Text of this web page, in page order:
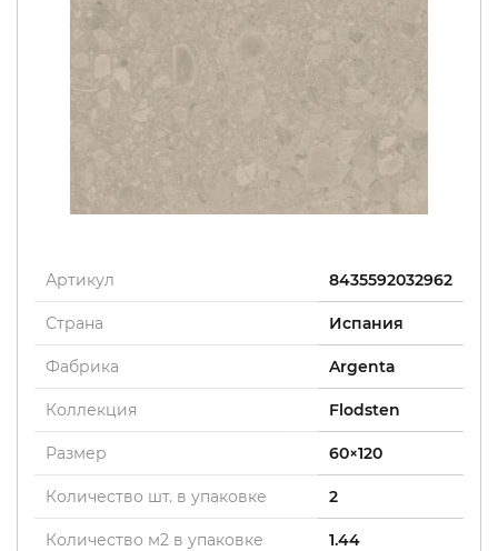
Артикул 8435592032962
Страна Испания
Фабрика Argenta
Коллекция Flodsten
Размер 60×120
Количество шт. в упаковке 2
Количество м2 в упаковке 1.44